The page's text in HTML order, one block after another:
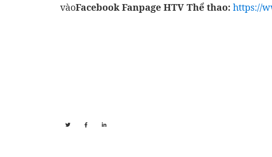
vàoFacebook Fanpage HTV Thể thao: https://